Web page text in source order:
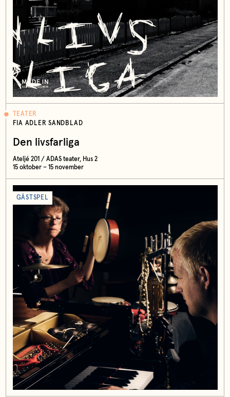
TEATER
FIA ADLER SANDBLAD
Den livsfarliga
Ateljé 201 / ADAS teater, Hus 2
15 oktober – 15 november
GÄSTSPEL